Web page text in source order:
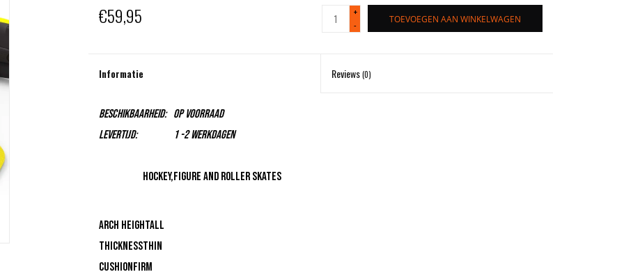
€59,95
+
-
TOEVOEGEN AAN WINKELWAGEN
Informatie Reviews(0)
Beschikbaarheid: Op voorraad
Levertijd:
1 -2 Werkdagen
HOCKEY,FIGURE AND ROLLER skates
Arch HeightAll
ThicknessThin
CushionFirm